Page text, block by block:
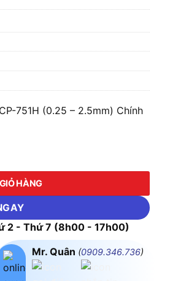
751H (0.25 – 2.5mm) Chính
(0.25 - 2.5mm) số lượng
HÀNG
2 - Thứ 7 (8h00 - 17h00)
Mr. Quân (0909.346.736)